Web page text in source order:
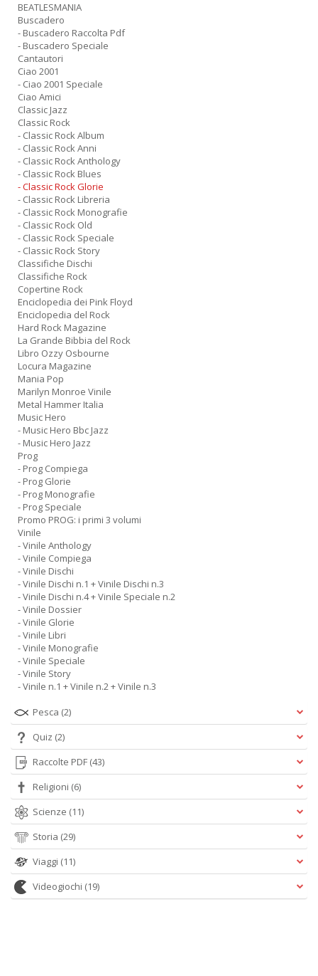
BEATLESMANIA
Buscadero
- Buscadero Raccolta Pdf
- Buscadero Speciale
Cantautori
Ciao 2001
- Ciao 2001 Speciale
Ciao Amici
Classic Jazz
Classic Rock
- Classic Rock Album
- Classic Rock Anni
- Classic Rock Anthology
- Classic Rock Blues
- Classic Rock Glorie
- Classic Rock Libreria
- Classic Rock Monografie
- Classic Rock Old
- Classic Rock Speciale
- Classic Rock Story
Classifiche Dischi
Classifiche Rock
Copertine Rock
Enciclopedia dei Pink Floyd
Enciclopedia del Rock
Hard Rock Magazine
La Grande Bibbia del Rock
Libro Ozzy Osbourne
Locura Magazine
Mania Pop
Marilyn Monroe Vinile
Metal Hammer Italia
Music Hero
- Music Hero Bbc Jazz
- Music Hero Jazz
Prog
- Prog Compiega
- Prog Glorie
- Prog Monografie
- Prog Speciale
Promo PROG: i primi 3 volumi
Vinile
- Vinile Anthology
- Vinile Compiega
- Vinile Dischi
- Vinile Dischi n.1 + Vinile Dischi n.3
- Vinile Dischi n.4 + Vinile Speciale n.2
- Vinile Dossier
- Vinile Glorie
- Vinile Libri
- Vinile Monografie
- Vinile Speciale
- Vinile Story
- Vinile n.1 + Vinile n.2 + Vinile n.3
Pesca (2)
Quiz (2)
Raccolte PDF (43)
Religioni (6)
Scienze (11)
Storia (29)
Viaggi (11)
Videogiochi (19)